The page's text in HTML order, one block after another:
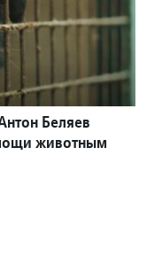
Беляев
животным